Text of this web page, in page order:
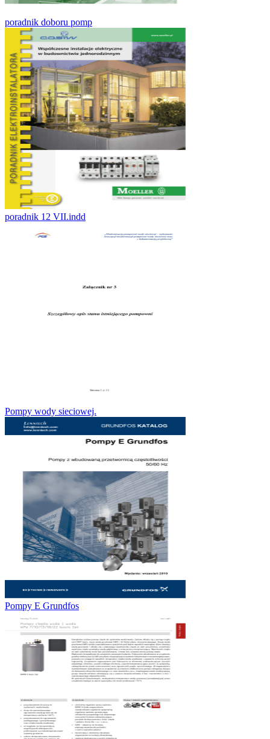
poradnik doboru pomp
poradnik 12 VII.indd
Pompy wody sieciowej.
Pompy E Grundfos